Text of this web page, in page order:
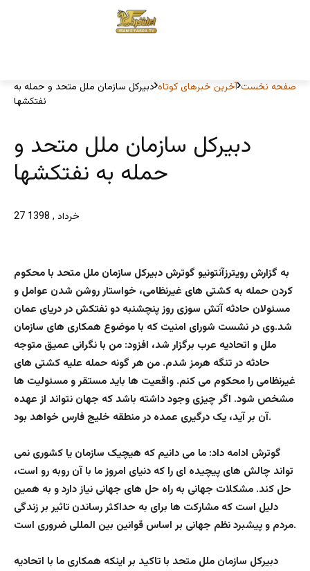
صفحه نخست آخرین خبرهای کوتاه دبیرکل سازمان ملل متحد و حمله به
نفتکشها
دبیرکل سازمان ملل متحد و
حمله به نفتکشها
27 خرداد , 1398
به گزارش رویترز‌آنتونیو گوترش دبیرکل سازمان ملل متحد با محکوم
کردن حمله به کشتی های غیرنظامی، خواستار روشن شدن عوامل و
مسئولان حادثه آتش سوزی روز پنچشنبه دو نفتکش در دریای عمان
شد.وی در نشست شورای امنیت که با موضوع همکاری های سازمان
ملل و اتحادیه عرب برگزار شد، افزود: من با نگرانی عمیق متوجه
حادثه در تنگه هرمز شدم. من هر گونه حمله علیه کشتی های
غیرنظامی را محکوم می کنم. واقعیت ها باید مستقر و مسئولیت ها
مشخص شود. اگر چیزی وجود داشته باشد که جهان نتواند از عهده
آن بر آید، یک درگیری عمده در منطقه خلیج فارس خواهد بود.
گوترش ادامه داد: ما می دانیم که هیچیک سازمان یا کشوری نمی
تواند چالش های پیچیده ای را که دنیای امروز ما با آن روبه رو است،
حل کند. مشکلات جهانی به راه حل های جهانی نیاز دارد و به همین
دلیل است که مشارکت ها برای به حداکثر رساندن تاثیر بر زندگی
مردم و پیشبرد نظم جهانی بر اساس قوانین بین المللی ضروری است.
دبیرکل سازمان ملل متحد با تاکید بر اینکه همکاری ما با اتحادیه